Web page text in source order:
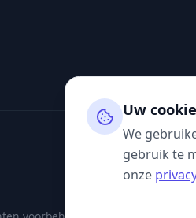
Uw
We
gebruik te
onze